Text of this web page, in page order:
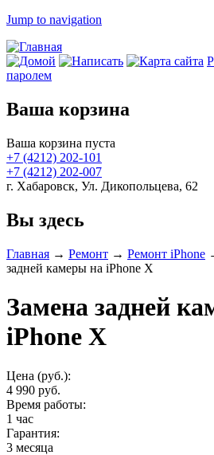
Jump to navigation
паролем
Ваша корзина
Ваша корзина пуста
+7 (4212) 202-101
+7 (4212) 202-007
г. Хабаровск, Ул. Дикопольцева, 62
Вы здесь
Главная → Ремонт → Ремонт iPhone
задней камеры на iPhone X
Замена задней
iPhone X
Цена (руб.):
4 990 руб.
Время работы:
1 час
Гарантия:
3 месяца